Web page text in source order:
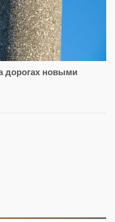
дорогах новыми